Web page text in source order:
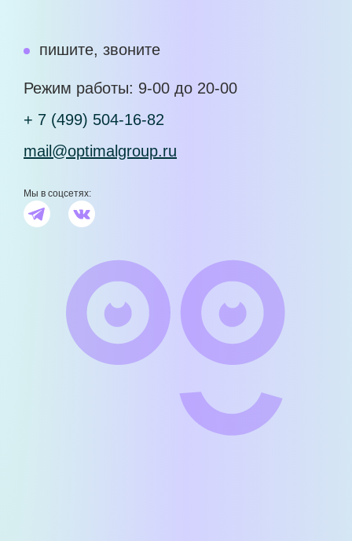
пишите, звоните
Режим работы: 9-00 до 20-00
+ 7 (499) 504-16-82
mail@optimalgroup.ru
Мы в соцсетях: